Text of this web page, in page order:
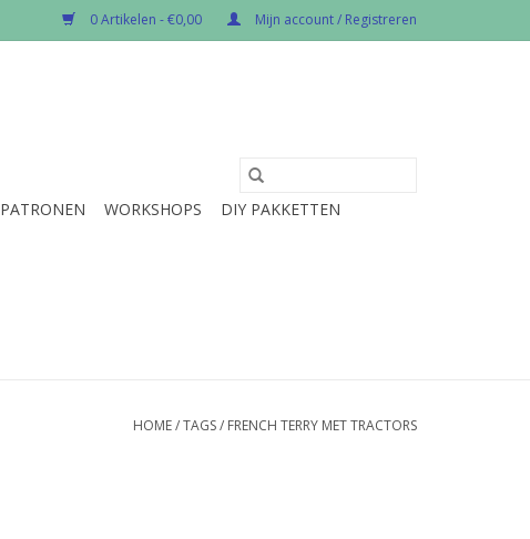
0 Artikelen - €0,00 Mijn account / Registreren
PATRONEN WORKSHOPS
DIY PAKKETTEN
HOME/TAGS/ FRENCH TERRY MET TRACTORS